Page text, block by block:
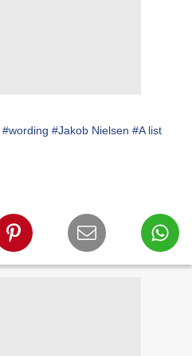
#wording #Jakob Nielsen #A list